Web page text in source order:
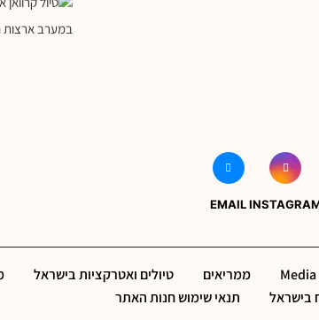
במערב ארצות
EMAIL
ממריאים טיולים ואטרקציות בישראל
בישראל תנאי שימוש חנות האתר